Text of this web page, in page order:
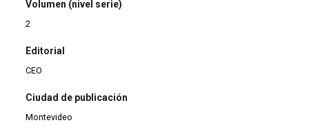
Volumen (nivel serie)
2
Editorial
CEO
Ciudad de publicación
Montevideo